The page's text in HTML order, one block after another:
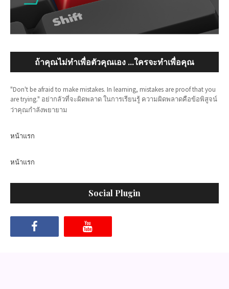
ถ้าคุณไม่ทำเพื่อตัวคุณเอง ...ใครจะทำเพื่อคุณ
"Don't be afraid to make mistakes. In learning, mistakes are proof that you
are trying." อย่ากลัวที่จะผิดพลาด ในการเรียนรู้ ความผิดพลาดคือข้อพิสูจน์
ว่าคุณกำลังพยายาม
หน้าแรก
หน้าแรก
Social Plugin